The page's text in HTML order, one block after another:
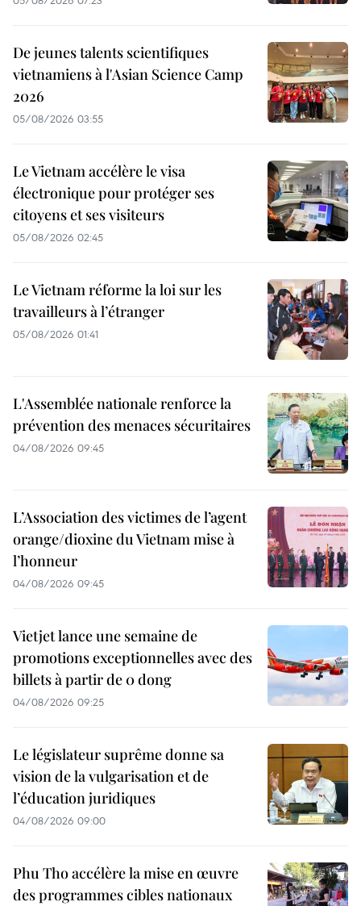
De jeunes talents scientifiques
vietnamiens à l'Asian Science Camp
2026
05/08/2026 03:55
Le Vietnam accélère le visa
électronique pour protéger ses
citoyens et ses visiteurs
05/08/2026 02:45
Le Vietnam réforme la loi sur les
travailleurs à l’étranger
05/08/2026 01:41
L'Assemblée nationale renforce la
prévention des menaces sécuritaires
04/08/2026 09:45
L’Association des victimes de l’agent
orange/dioxine du Vietnam mise à
l’honneur
04/08/2026 09:45
Vietjet lance une semaine de
promotions exceptionnelles avec des
billets à partir de 0 dong
04/08/2026 09:25
Le législateur suprême donne sa
vision de la vulgarisation et de
l’éducation juridiques
04/08/2026 09:00
Phu Tho accélère la mise en œuvre
des programmes cibles nationaux